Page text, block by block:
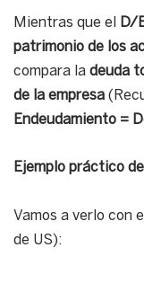
Mientras que el D/
patrimonio de los
compara la deuda
de la empresa
Endeudamiento =
Ejemplo práctico
Vamos a verlo con
de US):